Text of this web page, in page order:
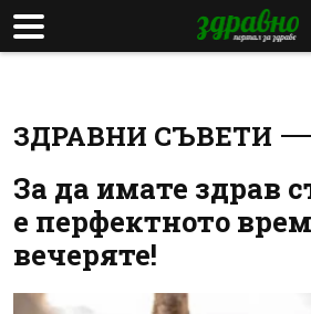
ЗДРАВНИ СЪВЕТИ
За да имате здрав
е перфектното
вечеряте!